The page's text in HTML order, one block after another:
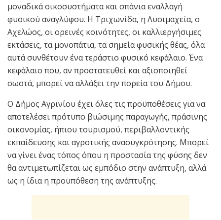
μοναδικά οικοσυστήματα και σπάνια εναλλαγή
φυσικού αναγλύφου. Η Τριχωνίδα, η Λυσιμαχεία, ο
Αχελώος, οι ορεινές κοινότητες, οι καλλιεργήσιμες
εκτάσεις, τα μονοπάτια, τα σημεία φυσικής θέας, όλα
αυτά συνθέτουν ένα τεράστιο φυσικό κεφάλαιο. Ένα
κεφάλαιο που, αν προστατευθεί και αξιοποιηθεί
σωστά, μπορεί να αλλάξει την πορεία του Δήμου.
Ο Δήμος Αγρινίου έχει όλες τις προϋποθέσεις για να
αποτελέσει πρότυπο βιώσιμης παραγωγής, πράσινης
οικονομίας, ήπιου τουρισμού, περιβαλλοντικής
εκπαίδευσης και αγροτικής ανασυγκρότησης. Μπορεί
να γίνει ένας τόπος όπου η προστασία της φύσης δεν
θα αντιμετωπίζεται ως εμπόδιο στην ανάπτυξη, αλλά
ως η ίδια η προϋπόθεση της ανάπτυξης.